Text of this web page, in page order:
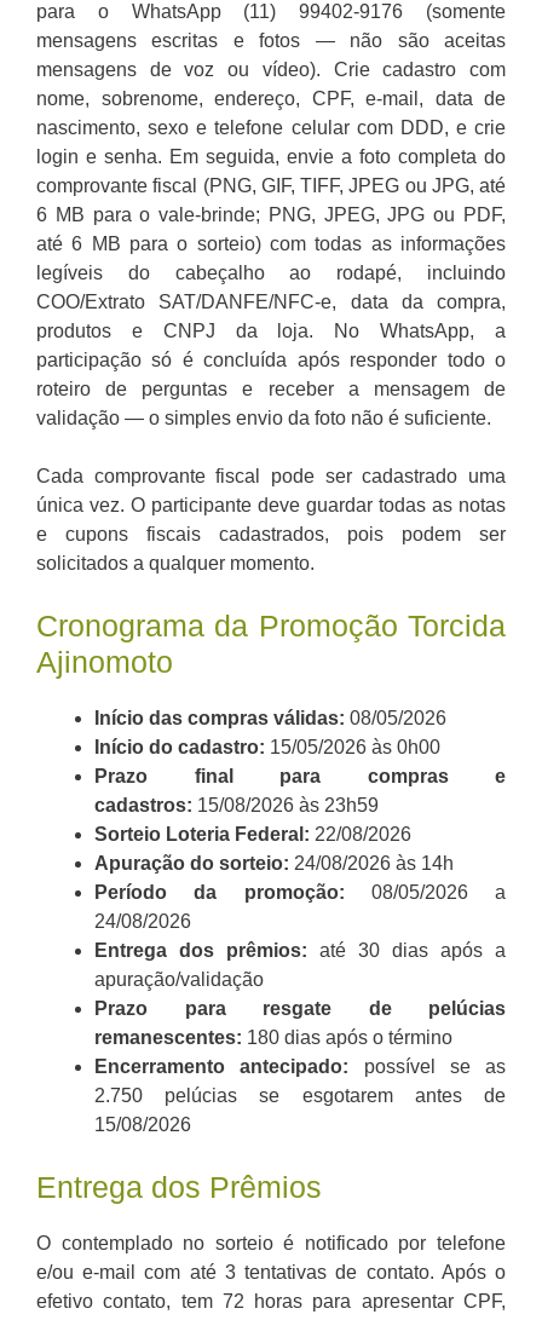
para o WhatsApp (11) 99402-9176 (somente
mensagens escritas e fotos — não são aceitas
mensagens de voz ou vídeo). Crie cadastro com
nome, sobrenome, endereço, CPF, e-mail, data de
nascimento, sexo e telefone celular com DDD, e crie
login e senha. Em seguida, envie a foto completa do
comprovante fiscal (PNG, GIF, TIFF, JPEG ou JPG, até
6 MB para o vale-brinde; PNG, JPEG, JPG ou PDF,
até 6 MB para o sorteio) com todas as informações
legíveis do cabeçalho ao rodapé, incluindo
COO/Extrato SAT/DANFE/NFC-e, data da compra,
produtos e CNPJ da loja. No WhatsApp, a
participação só é concluída após responder todo o
roteiro de perguntas e receber a mensagem de
validação — o simples envio da foto não é suficiente.
Cada comprovante fiscal pode ser cadastrado uma
única vez. O participante deve guardar todas as notas
e cupons fiscais cadastrados, pois podem ser
solicitados a qualquer momento.
Cronograma da Promoção Torcida
Ajinomoto
Início das compras válidas: 08/05/2026
Início do cadastro: 15/05/2026 às 0h00
Prazo final para compras e
cadastros: 15/08/2026 às 23h59
Sorteio Loteria Federal: 22/08/2026
Apuração do sorteio: 24/08/2026 às 14h
Período da promoção: 08/05/2026 a
24/08/2026
Entrega dos prêmios: até 30 dias após a
apuração/validação
Prazo para resgate de pelúcias
remanescentes: 180 dias após o término
Encerramento antecipado: possível se as
2.750 pelúcias se esgotarem antes de
15/08/2026
Entrega dos Prêmios
O contemplado no sorteio é notificado por telefone
e/ou e-mail com até 3 tentativas de contato. Após o
efetivo contato, tem 72 horas para apresentar CPF,